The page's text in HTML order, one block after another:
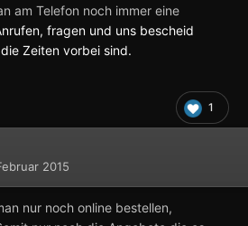
am Telefon noch immer eine
fragen und uns bescheid
Zeiten vorbei sind.
1
2015
nur noch online bestellen,